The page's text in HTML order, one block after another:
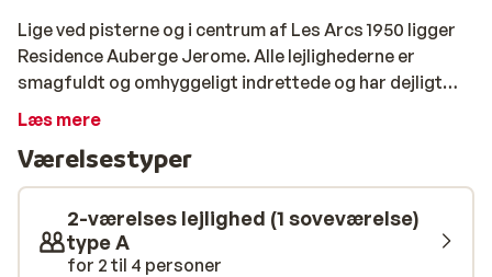
Lige ved pisterne og i centrum af Les Arcs 1950 ligger
Residence Auberge Jerome. Alle lejlighederne er
smagfuldt og omhyggeligt indrettede og har dejligt
tekøkken, et eller flere soveværelser og en balkon med
Læs mere
Værelsestyper
2-værelses lejlighed (1 soveværelse)
type A
for 2 til 4 personer